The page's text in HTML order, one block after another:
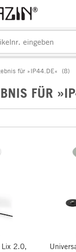
für »IP44.DE« (8)
FÜR
Lix 2.0,